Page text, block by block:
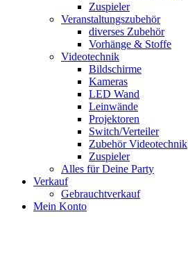
Zuspieler
Veranstaltungszubehör
diverses Zubehör
Vorhänge & Stoffe
Videotechnik
Bildschirme
Kameras
LED Wand
Leinwände
Projektoren
Switch/Verteiler
Zubehör Videotechnik
Zuspieler
Alles für Deine Party
Verkauf
Gebrauchtverkauf
Mein Konto